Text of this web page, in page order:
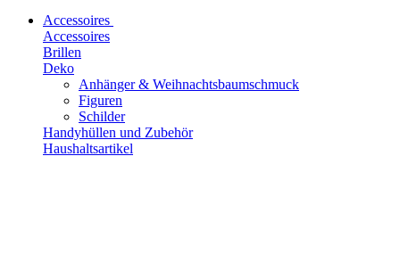
Accessoires
Accessoires
Brillen
Deko
Anhänger & Weihnachtsbaumschmuck
Figuren
Schilder
Handyhüllen und Zubehör
Haushaltsartikel